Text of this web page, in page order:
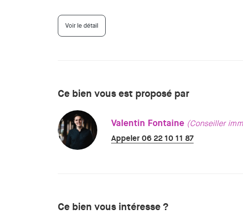
Voir le détail
Ce bien vous est proposé par
Valentin Fontaine (Conseiller
Appeler 06 22 10 11 87
Ce bien vous intéresse ?